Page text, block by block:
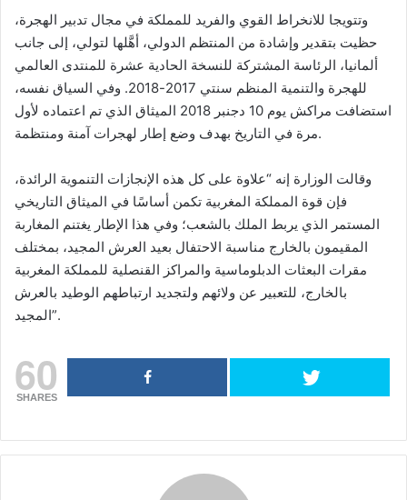
وتتويجا للانخراط القوي والفريد للمملكة في مجال تدبير الهجرة،
حظيت بتقدير وإشادة من المنتظم الدولي، أهَّلها لتولي، إلى جانب
ألمانيا، الرئاسة المشتركة للنسخة الحادية عشرة للمنتدى العالمي
للهجرة والتنمية المنظم سنتي 2017-2018. وفي السياق نفسه،
استضافت مراكش يوم 10 دجنبر 2018 الميثاق الذي تم اعتماده لأول
مرة في التاريخ بهدف وضع إطار لهجرات آمنة ومنتظمة.
وقالت الوزارة إنه “علاوة على كل هذه الإنجازات التنموية الرائدة،
فإن قوة المملكة المغربية تكمن أساسًا في الميثاق التاريخي
المستمر الذي يربط الملك بالشعب؛ وفي هذا الإطار يغتنم المغاربة
المقيمون بالخارج مناسبة الاحتفال بعيد العرش المجيد، بمختلف
مقرات البعثات الدبلوماسية والمراكز القنصلية للمملكة المغربية
بالخارج، للتعبير عن ولائهم ولتجديد ارتباطهم الوطيد بالعرش
المجيد”.
60
SHARES